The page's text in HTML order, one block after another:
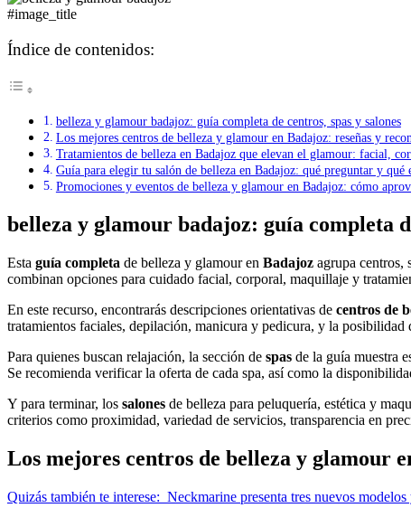
#image_title
Índice de contenidos:
belleza y glamour badajoz: guía completa de centros, spas y salones
Los mejores centros de belleza y glamour en Badajoz: reseñas y
Tratamientos de belleza en Badajoz que elevan el glamour: facial,
Guía para elegir tu salón de belleza en Badajoz: qué preguntar y qué
Promociones y eventos de belleza y glamour en Badajoz: cómo
belleza y glamour badajoz: guía completa
Esta guía completa de belleza y glamour en Badajoz agrupa centros,
combinan opciones para cuidado facial, corporal, maquillaje y
En este recurso, encontrarás descripciones orientativas de centros de
tratamientos faciales, depilación, manicura y pedicura, y la
Para quienes buscan relajación, la sección de spas de la guía muestra
Se recomienda verificar la oferta de cada spa, así como la
Y para terminar, los salones de belleza para peluquería, estética y
criterios como proximidad, variedad de servicios, transparencia en
Los mejores centros de belleza y glamour
Quizás también te interese: Neckmarine presenta tres nuevos modelos